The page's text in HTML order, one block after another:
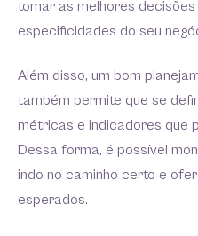
tomar as melhores
especificidades do seu
Além disso, um bom
também permite que se
métricas e indicadores que
Dessa forma, é possível
indo no caminho certo e
esperados.